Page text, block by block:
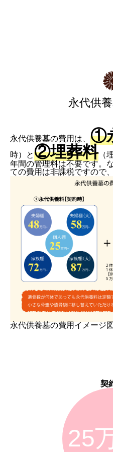
永代供
永代供養墓の費用は、 ①
時）と②埋葬料（
年間の管理料は不要です。
ての費用は非課税ですので
永代供養墓の費用イメージ図
契
25